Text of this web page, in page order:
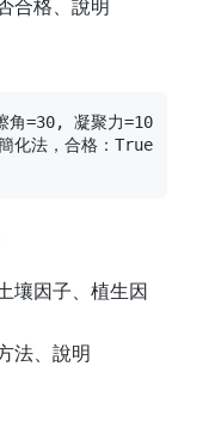
合格、說明
角=30, 凝聚力=10
化法，合格：True
壤因子、植生因
法、說明